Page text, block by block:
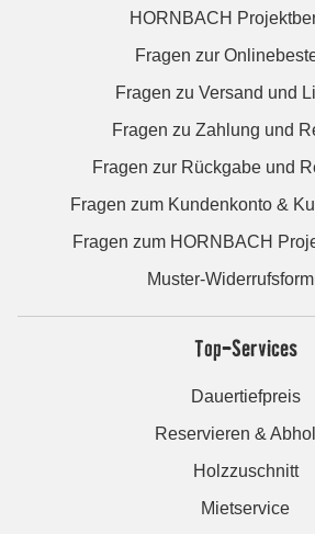
HORNBACH
Fragen zur
Fragen zu Versand und
Fragen zu Zahlung und
Fragen zur Rückgabe und
Fragen zum Kundenkonto &
Fragen zum HORNBACH
Muster-
Top-Services
Dauertiefpreis
Reservieren &
Holzzuschnitt
Mietservice